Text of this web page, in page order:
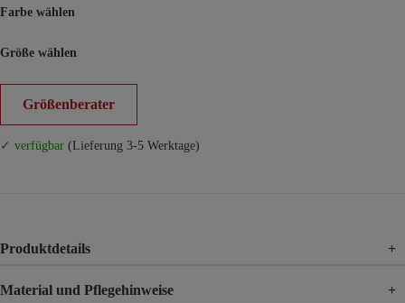
Farbe wählen
Größe wählen
Größenberater
✓ verfügbar (Lieferung 3-5 Werktage)
Produktdetails +
Material und Pflegehinweise +